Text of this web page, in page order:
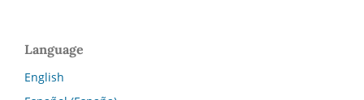
Language
English